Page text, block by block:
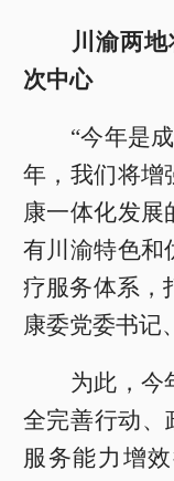
川渝两地
次中心
“今年是成
年，我们将增
康一体化发展
有川渝特色和
疗服务体系，
康委党委书记
为此，今年
全完善行动、
服务能力增